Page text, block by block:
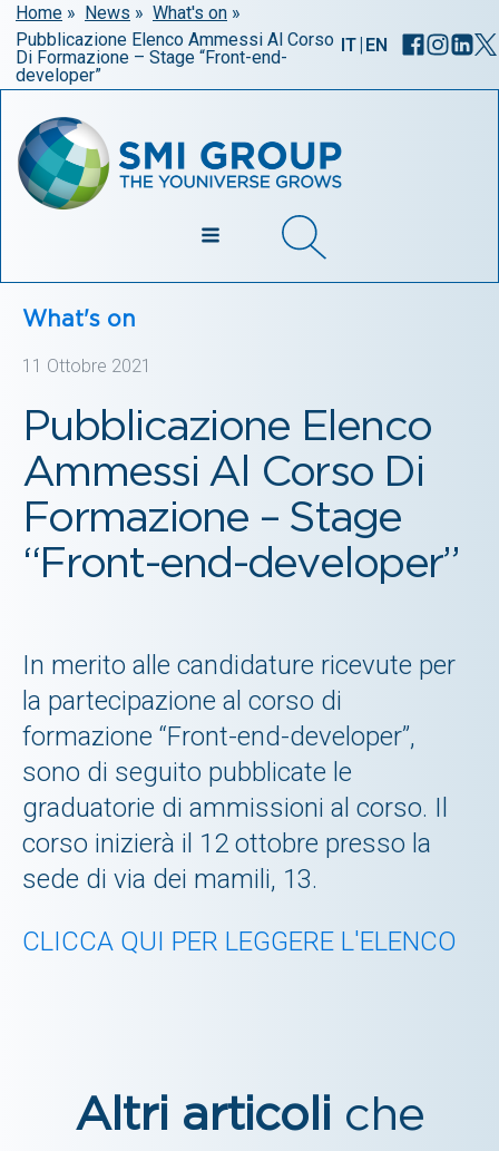
Home » News » What's on »
Pubblicazione Elenco Ammessi Al Corso
Di Formazione – Stage “Front-end-
developer”
IT| EN
What's on
11 Ottobre 2021
Pubblicazione Elenco
Ammessi Al Corso Di
Formazione – Stage
“Front-end-developer”
In merito alle candidature ricevute per
la partecipazione al corso di
formazione “Front-end-developer”,
sono di seguito pubblicate le
graduatorie di ammissioni al corso. Il
corso inizierà il 12 ottobre presso la
sede di via dei mamili, 13.
CLICCA QUI PER LEGGERE L'ELENCO
Altri articoli che